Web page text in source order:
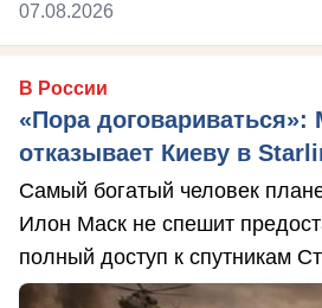
07.08.2026
В России
«Пора договариваться»:
отказывает Киеву в
Самый богатый человек
Илон Маск не спешит
полный доступ к спутникам